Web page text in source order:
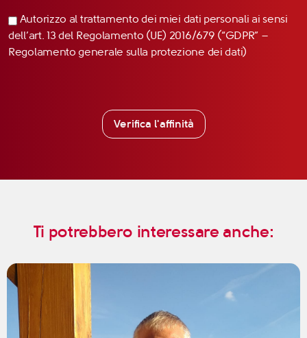
Autorizzo al trattamento dei miei dati personali ai sensi
dell’art. 13 del Regolamento (UE) 2016/679 (“GDPR” –
Regolamento generale sulla protezione dei dati)
Verifica l'affinità
Ti potrebbero interessare anche: